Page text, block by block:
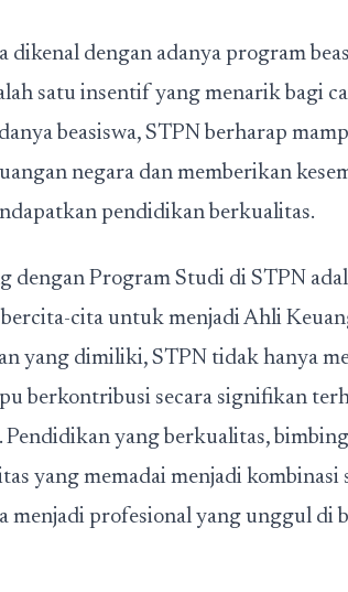
dikenal dengan adanya program
satu insentif yang menarik bagi
beasiswa, STPN berharap
negara dan memberikan
pendidikan berkualitas.
dengan Program Studi di STPN
cita untuk menjadi Ahli
yang dimiliki, STPN tidak hanya
berkontribusi secara signifikan
Pendidikan yang berkualitas,
yang memadai menjadi
menjadi profesional yang unggul di